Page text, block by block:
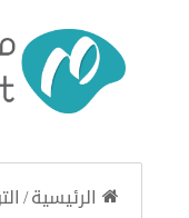
الرئيسية/